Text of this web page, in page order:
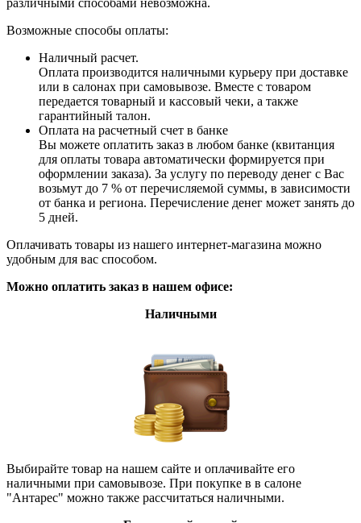
различными способами невозможна.
Возможные способы оплаты:
Наличный расчет.
Оплата производится наличными курьеру при доставке
или в салонах при самовывозе. Вместе с товаром
передается товарный и кассовый чеки, а также
гарантийный талон.
Оплата на расчетный счет в банке
Вы можете оплатить заказ в любом банке (квитанция
для оплаты товара автоматически формируется при
оформлении заказа). За услугу по переводу денег с Вас
возьмут до 7 % от перечисляемой суммы, в зависимости
от банка и региона. Перечисление денег может занять до
5 дней.
Оплачивать товары из нашего интернет-магазина можно
удобным для вас способом.
Можно оплатить заказ в нашем офисе:
Наличными
Выбирайте товар на нашем сайте и оплачивайте его
наличными при самовывозе. При покупке в в салоне
"Антарес" можно также рассчитаться наличными.